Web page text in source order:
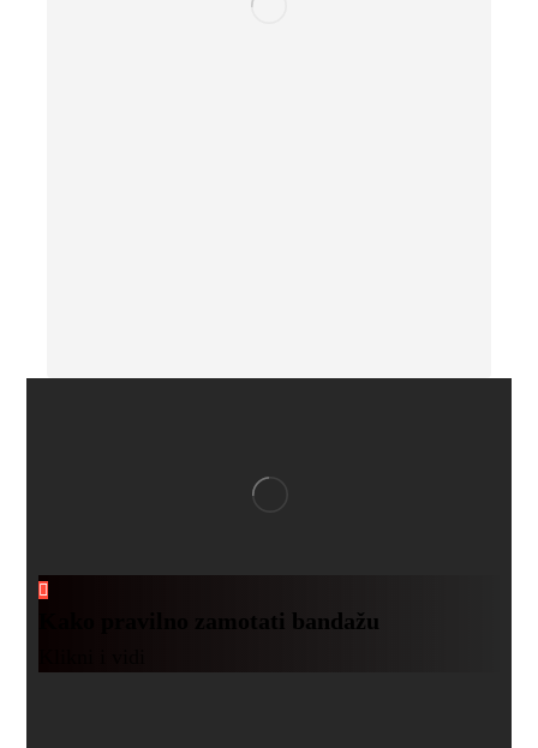
Kako pravilno zamotati bandažu